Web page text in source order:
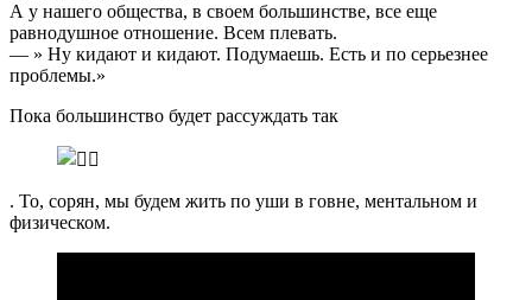
А у нашего общества, в своем большинстве, все еще
равнодушное отношение. Всем плевать.
— » Ну кидают и кидают. Подумаешь. Есть и по серьезнее
проблемы.»
Пока большинство будет рассуждать так
. То, сорян, мы будем жить по уши в говне, ментальном и
физическом.